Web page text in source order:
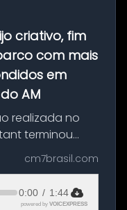
criativo, fim
com mais
em
AM
realizada no
terminou
115
da cidade. O
cm7brasil.com
0:00 / 1:44
powered by VOICEXPRESS